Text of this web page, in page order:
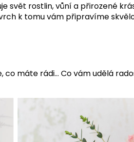
svět rostlin, vůní a přirozené
k tomu vám připravíme
máte rádi... Co vám udělá